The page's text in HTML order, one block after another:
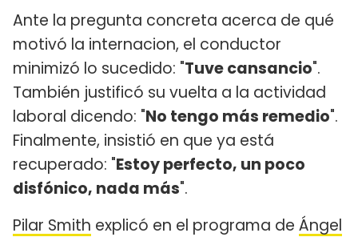
Ante la pregunta concreta acerca de qué
motivó la internacion, el conductor
minimizó lo sucedido: "Tuve cansancio".
También justificó su vuelta a la actividad
laboral dicendo: "No tengo más remedio".
Finalmente, insistió en que ya está
recuperado: "Estoy perfecto, un poco
disfónico, nada más".
Pilar Smith explicó en el programa de Ángel